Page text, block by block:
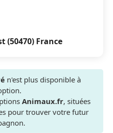
(50470) France
n'est plus disponible à
Animaux.fr, situées
pour trouver votre futur